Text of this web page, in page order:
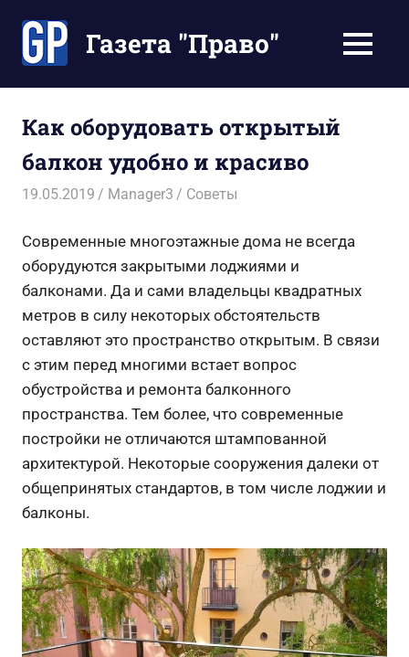
содержимомуГазета "Право"
экономят
Ваше
время
МЕНЮ
Как оборудовать открытый
балкон удобно и красиво
19.05.2019 Manager3 Советы
Современные многоэтажные дома не всегда
оборудуются закрытыми лоджиями и
балконами. Да и сами владельцы квадратных
метров в силу некоторых обстоятельств
оставляют это пространство открытым. В связи
с этим перед многими встает вопрос
обустройства и ремонта балконного
пространства. Тем более, что современные
постройки не отличаются штампованной
архитектурой. Некоторые сооружения далеки от
общепринятых стандартов, в том числе лоджии и
балконы.